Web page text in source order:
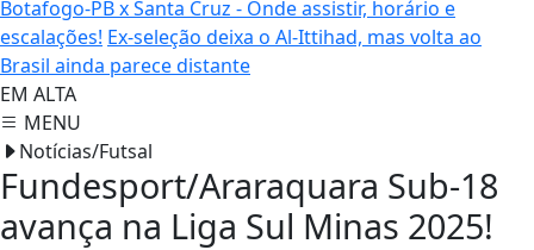
Botafogo-PB x Santa Cruz - Onde assistir, horário e
escalações! Ex-seleção deixa o Al-Ittihad, mas volta ao
Brasil ainda parece distante
EM ALTA
MENU
Notícias/Futsal
Fundesport/Araraquara Sub-18
avança na Liga Sul Minas 2025!